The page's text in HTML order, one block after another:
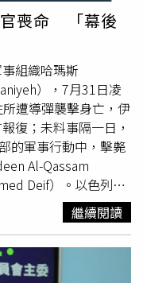
然在笑，但內心卻怎
要去看醫生去諮
年爸爸留下來的老相
別式，放到網路上
別式。第一次委託她
爸的外遇對象。對方
式，當她在拍攝時，
每一刻，「因為我做
忘記祂。」提到對爸
以走出來，還是時不
的離開，對她來說彷
自己很渴望一個機
那麼重要了，覺得自
力。」當人生放鬆了
包括連續報名了4年
官喪命 「幕後
組織哈瑪斯
），7月31日凌
遭導彈襲擊身亡，伊
復；未料事隔一日，
的軍事行動中，擊斃
Al-Qassam
Deif）。以色列證
動中，擊斃哈瑪斯下
／達志／美聯社）根
冷郵報》的報導，以
襲，並擊斃58歲指揮
繼續閱讀